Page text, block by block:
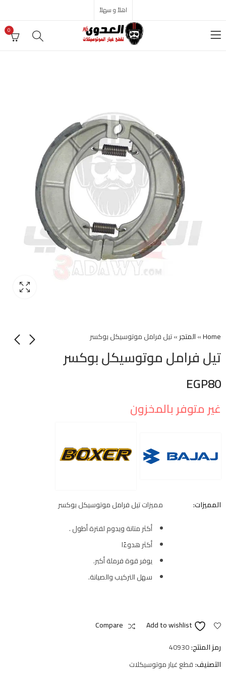
اهلاً و سهلاً
0
Home
»المتجر»تيل فرامل موتوسيكل بوكسر
تيل فرامل موتوسيكل بوكسر
EGP80
غير متوفر بالمخزون
المميزات:
مميزات تيل فرامل موتوسيكل بوكسر
أكثر متانة ويدوم لفترة أطول .
أكثر هدوءًا
يوفر قوة فرملة أكبر.
سهل التركيب والصيانة.
Add to wishlist
Compare
رمز المنتج:40930
التصنيف:قطع غيار موتوسيكلات